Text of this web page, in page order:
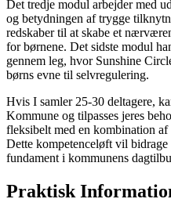
Det tredje modul arbejder med
og betydningen af trygge
redskaber til at skabe et
for børnene. Det sidste modul
gennem leg, hvor Sunshine
børns evne til selvregulering.
Hvis I samler 25-30 deltagere,
Kommune og tilpasses jeres
fleksibelt med en kombination
Dette kompetenceløft vil
fundament i kommunens
Praktisk